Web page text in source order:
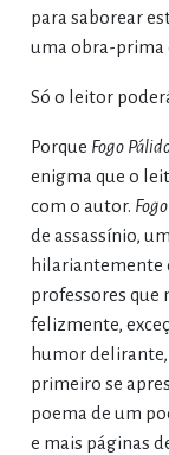
para saborear
uma obra-prima
Só o leitor
Porque Fogo
enigma que o
com o autor.
de assassínio, um
hilariantemente
professores
felizmente,
humor
primeiro se
poema de um
e mais páginas